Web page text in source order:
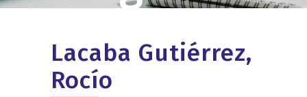
Lacaba Gutiérrez,
Rocío